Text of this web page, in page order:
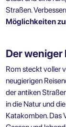
Straßen.
Möglichkeiten
Der
Rom steckt voller
neugierigen
der antiken
in die Natur und
Katakomben. Das